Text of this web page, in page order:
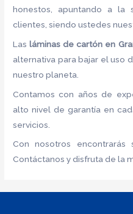
honestos, apuntando a la
clientes, siendo ustedes
Las láminas de cartón en
alternativa para bajar el uso
nuestro planeta.
Contamos con años de
alto nivel de garantía en
servicios.
Con nosotros
Contáctanos y disfruta de la